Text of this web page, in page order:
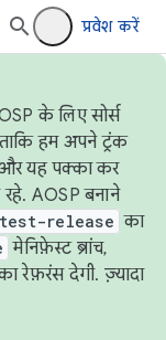
प्रवेश करें
के लिए सोर्स
हम अपने ट्रंक
यह पक्का कर
AOSP बनाने
release का
मेनिफ़ेस्ट ब्रांच,
रेफ़रंस देगी. ज़्यादा